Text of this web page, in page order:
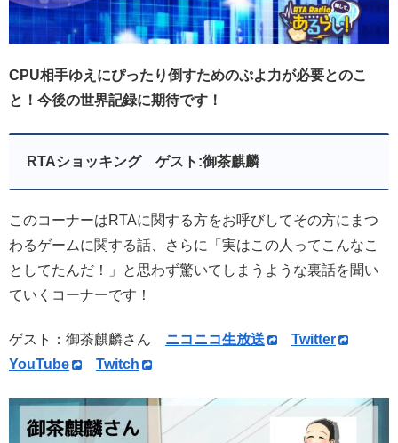
CPU相手ゆえにぴったり倒すためのぷよ力が必要とのこ
と！今後の世界記録に期待です！
RTAショッキング ゲスト:御茶麒麟
このコーナーはRTAに関する方をお呼びしてその方にまつ
わるゲームに関する話、さらに「実はこの人ってこんなこ
としてたんだ！」と思わず驚いてしまうような裏話を聞い
ていくコーナーです！
ゲスト：御茶麒麟さん ニコニコ生放送
Twitter
YouTube
Twitch